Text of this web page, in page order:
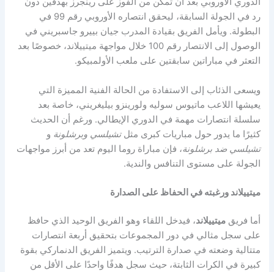
رد في الجولة السابقة، ليحقق انتصاره الأوروبي رقم 99 في
البطولة. ويأمل الفريق بقيادة المدرب جيان بييرو جاسبريني في
الوصول إلى الانتصار رقم 100 خلال مواجهة ميتييلاند، خصوصًا بعد
التعثر في مباراتين سابقتين على ملعب الأولمبيكو.
ويسعى الذئاب إلى الاستفادة من الحالة الفنية المميزة التي
يعيشها اللاعب ماتيوس سوليه ولورينزو بيليغريني، خاصة بعد
سلسلة انتصارات مهمة في الدوري الإيطالي. ورغم أن الحديث
كثيرًا ما يدور حول مباريات كبرى مثلتشيلسي وبرشلونة و
تشيلسي ضد برشلونة، فإن مباراة روما اليوم تعد من أبرز مواجهات
الجولة على مستوى التنافس والندية.
ميتييلاند ورغبته في الحفاظ على الصدارة
أما فريقميتييلاند، فيدخل اللقاء وهو الفريق الوحيد الذي حافظ
على سجل مثالي في دور المجموعات بتحقيق أربعة انتصارات
متتالية وضعته في صدارة الترتيب. ويتميز الفريق الدنماركي بقوة
كبيرة في الكرات الثابتة، حيث سجل هدفًا واحدًا على الأقل من